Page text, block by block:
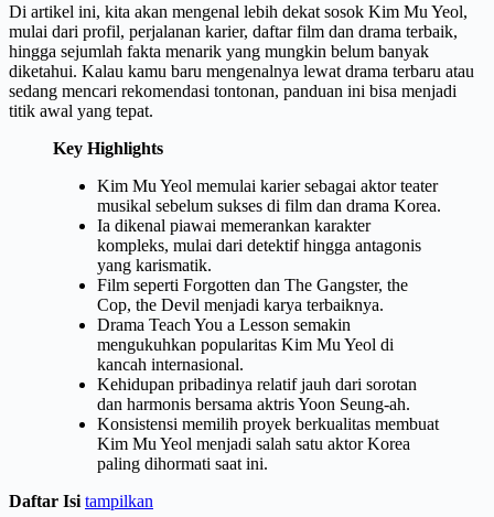
Di artikel ini, kita akan mengenal lebih dekat sosok Kim Mu Yeol,
mulai dari profil, perjalanan karier, daftar film dan drama terbaik,
hingga sejumlah fakta menarik yang mungkin belum banyak
diketahui. Kalau kamu baru mengenalnya lewat drama terbaru atau
sedang mencari rekomendasi tontonan, panduan ini bisa menjadi
titik awal yang tepat.
Key Highlights
Kim Mu Yeol memulai karier sebagai aktor teater
musikal sebelum sukses di film dan drama Korea.
Ia dikenal piawai memerankan karakter
kompleks, mulai dari detektif hingga antagonis
yang karismatik.
Film seperti Forgotten dan The Gangster, the
Cop, the Devil menjadi karya terbaiknya.
Drama Teach You a Lesson semakin
mengukuhkan popularitas Kim Mu Yeol di
kancah internasional.
Kehidupan pribadinya relatif jauh dari sorotan
dan harmonis bersama aktris Yoon Seung-ah.
Konsistensi memilih proyek berkualitas membuat
Kim Mu Yeol menjadi salah satu aktor Korea
paling dihormati saat ini.
Daftar Isi tampilkan